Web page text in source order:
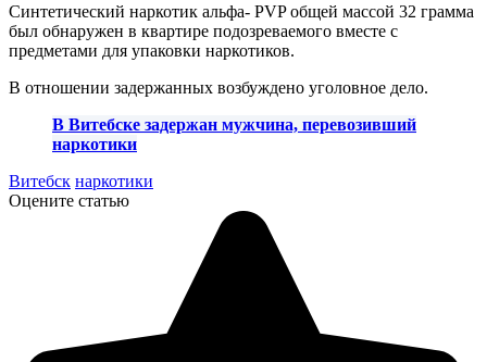
Синтетический наркотик альфа- PVP общей массой 32 грамма
был обнаружен в квартире подозреваемого вместе с
предметами для упаковки наркотиков.
В отношении задержанных возбуждено уголовное дело.
В Витебске задержан мужчина, перевозивший
наркотики
Витебск наркотики
Оцените статью